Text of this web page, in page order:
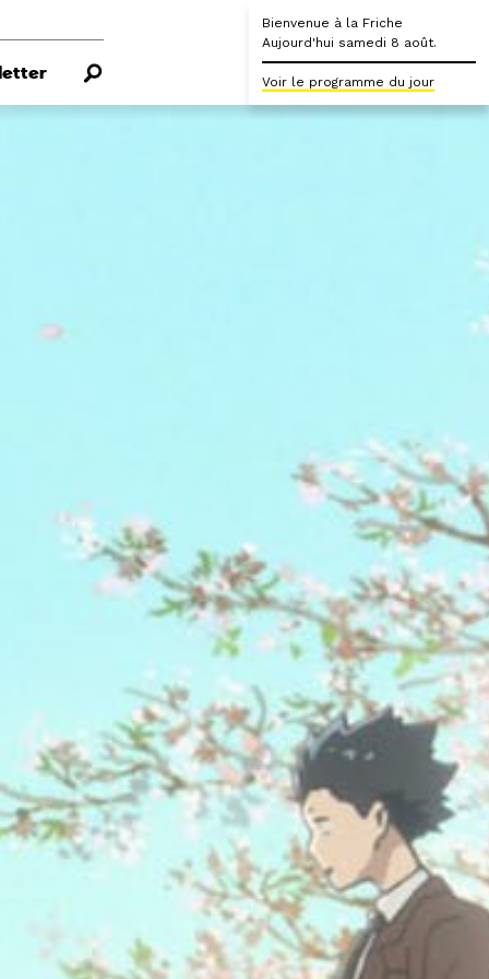
Bienvenue à la Friche
Aujourd'hui samedi 8 août.
Voir le programme du jour